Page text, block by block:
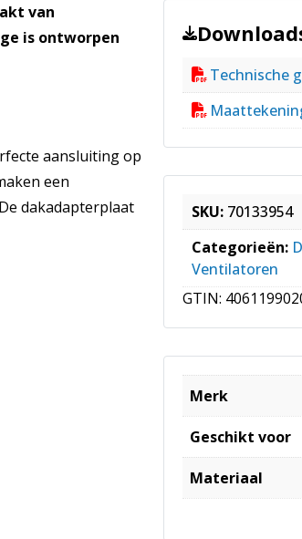
van
is ontworpen
aansluiting op
een
dakadapterplaat
Technische
SKU: 70133954
Categorieën:
Ventilatoren
GTIN:
Merk
Geschikt voor
Materiaal